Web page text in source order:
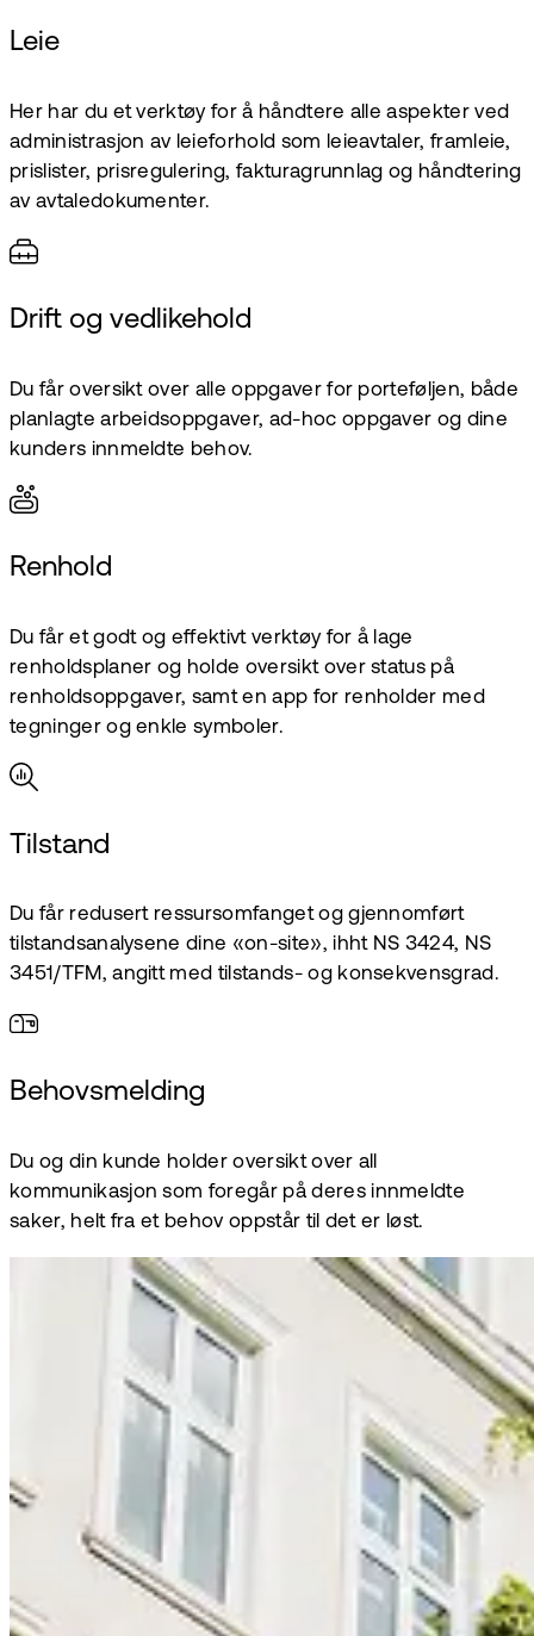
Leie
Her har du et verktøy for å håndtere alle aspekter ved
administrasjon av leieforhold som leieavtaler, framleie,
prislister, prisregulering, fakturagrunnlag og håndtering
av avtaledokumenter.
Drift og vedlikehold
Du får oversikt over alle oppgaver for porteføljen, både
planlagte arbeidsoppgaver, ad-hoc oppgaver og dine
kunders innmeldte behov.
Renhold
Du får et godt og effektivt verktøy for å lage
renholdsplaner og holde oversikt over status på
renholdsoppgaver, samt en app for renholder med
tegninger og enkle symboler.
Tilstand
Du får redusert ressursomfanget og gjennomført
tilstandsanalysene dine «on-site», ihht NS 3424, NS
3451/TFM, angitt med tilstands- og konsekvensgrad.
Behovsmelding
Du og din kunde holder oversikt over all
kommunikasjon som foregår på deres innmeldte
saker, helt fra et behov oppstår til det er løst.